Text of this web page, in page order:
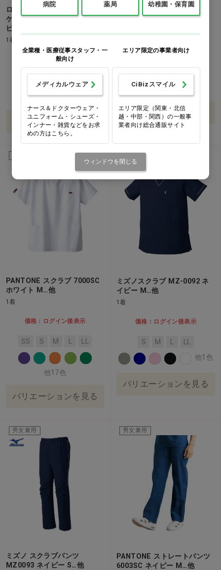
ローラ アシュレイ ナースジャ
ケット LW601 ピーチ×アメリ
ピンク S…他
1着
価格：ログイン後表示
バリエーションを見る
制菌加工 長袖予防衣 ピンク
LL…他
価格：ログイン後表示
S M L LL
バリエーションを見る
PANTONE スクラブ 7000SC
ホワイト M…他
1着
価格：ログイン後表示
SS S M
他17色
バリエーションを見る
男女兼用
ミズノスクラブ MZ-0092 ネ
イビー M…他
1着
価格：ログイン後表示
S M
他1色
バリエーションを見る
男女兼用
ミズノ スクラブパンツ
MZ0093 ネイビー S…他
男女兼用
PANTONE ストレートパンツ
6003SC ネイビー M…他
病院 薬局 幼稚園・保育園
全業種・医療従事スタッフ・一
般向け
メディカルウェア
ナース＆ドクターウェア・
ユニフォーム・シューズ・
インナー・雑貨などをお求
めの方はこちら。
エリア限定の事業者向け
CiBizスマイル
エリア限定（関東・北信
越・中部・関西）の一般事
業者向け総合通販サイト
ウィンドウを閉じる